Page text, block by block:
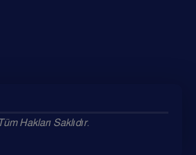
Hakları Saklıdır.